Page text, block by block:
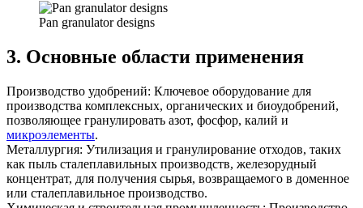
Pan granulator designs
3. Основные области применения
Производство удобрений: Ключевое оборудование для
производства комплексных, органических и биоудобрений,
позволяющее гранулировать азот, фосфор, калий и
микроэлементы.
Металлургия: Утилизация и гранулирование отходов, таких
как пыль сталеплавильных производств, железорудный
концентрат, для получения сырья, возвращаемого в доменное
или сталеплавильное производство.